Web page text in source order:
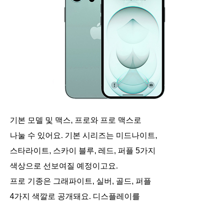
기본 모델 및 맥스, 프로와 프로 맥스로
나눌 수 있어요. 기본 시리즈는 미드나이트,
스타라이트, 스카이 블루, 레드, 퍼플 5가지
색상으로 선보여질 예정이고요.
프로 기종은 그래파이트, 실버, 골드, 퍼플
4가지 색깔로 공개돼요. 디스플레이를